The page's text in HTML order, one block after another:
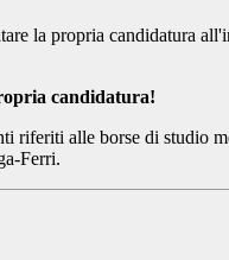
la propria candidatura
candidatura!
alle borse di studio
Ferri.